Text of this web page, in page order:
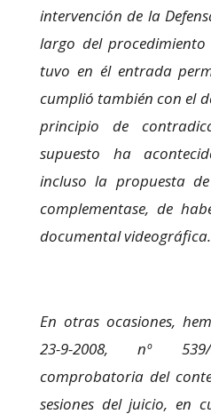
intervención de la
largo del
tuvo en él entrada
cumplió también con el
principio de
supuesto ha
incluso la propuesta
complementase, de
documental videográfica.
En otras ocasiones,
23-9-2008, nº
comprobatoria del
sesiones del juicio, en